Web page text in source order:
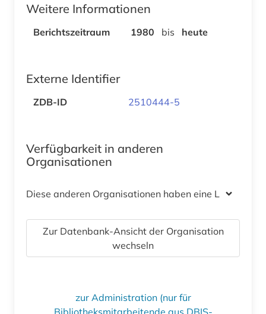
Weitere Informationen
Berichtszeitraum 1980 bis heute
Externe Identifier
ZDB-ID 2510444-5
Verfügbarkeit in anderen
Organisationen
Diese anderen Organisationen haben eine Lizenz
Zur Datenbank-Ansicht der Organisation
wechseln
zur Administration (nur für
Bibliotheksmitarbeitende aus DBIS-